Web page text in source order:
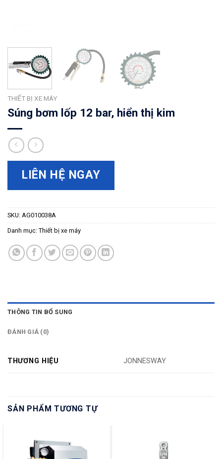
THIẾT BỊ XE MÁY
Súng bơm lốp 12 bar, hiển thị kim
LIÊN HỆ NGAY
SKU: AG010038A
Danh mục: Thiết bị xe máy
THÔNG TIN BỔ SUNG
ĐÁNH GIÁ (0)
THƯƠNG HIỆU JONNESWAY
SẢN PHẨM TƯƠNG TỰ